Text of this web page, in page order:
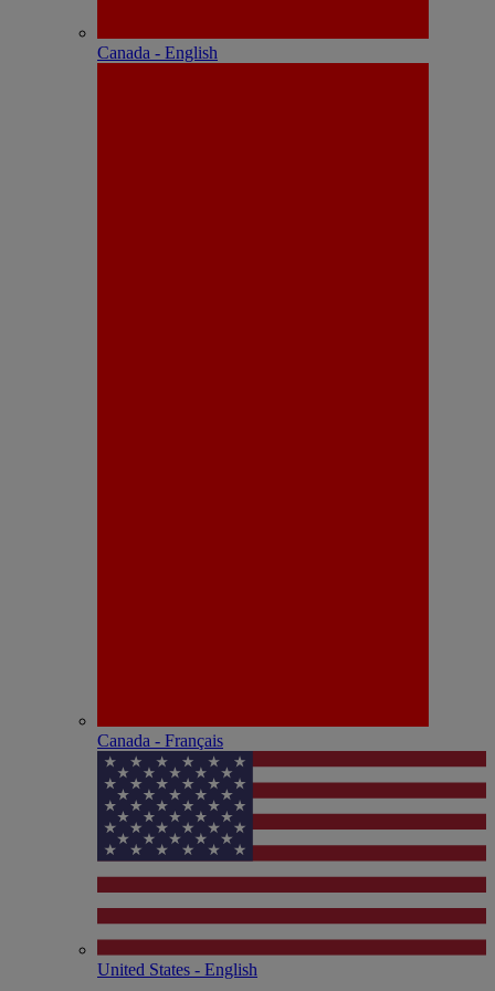
Canada - English
Canada - Français
United States - English